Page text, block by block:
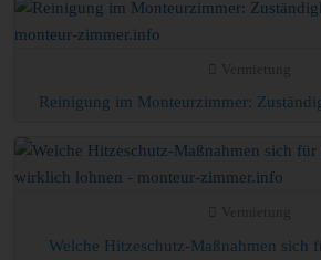
Reinigung im Monteurzimmer:
Welche Hitzeschutz-Maßnahmen sich